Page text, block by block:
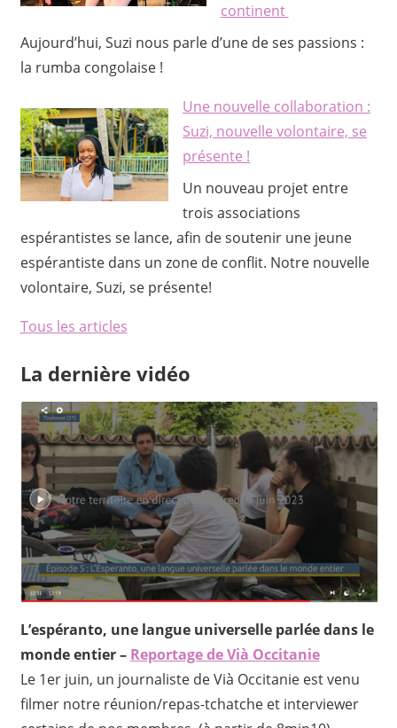
continent
Aujourd’hui, Suzi nous parle d’une de ses passions :
la rumba congolaise !
Une nouvelle collaboration :
Suzi, nouvelle volontaire, se
présente !
Un nouveau projet entre
trois associations
espérantistes se lance, afin de soutenir une jeune
espérantiste dans un zone de conflit. Notre nouvelle
volontaire, Suzi, se présente!
Tous les articles
La dernière vidéo
L’espéranto, une langue universelle parlée dans le
monde entier – Reportage de Vià Occitanie
Le 1er juin, un journaliste de Vià Occitanie est venu
filmer notre réunion/repas-tchatche et interviewer